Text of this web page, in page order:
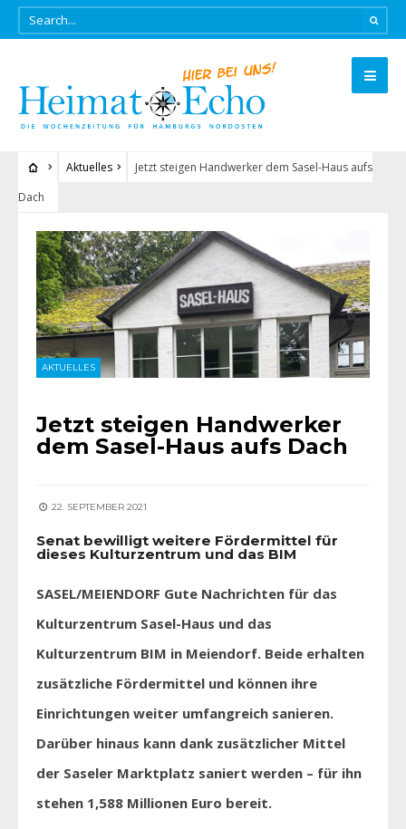
Aktuelles
Jetzt steigen Handwerker dem Sasel-Haus aufs
Dach
AKTUELLES
Jetzt steigen Handwerker
dem Sasel-Haus aufs Dach
22. SEPTEMBER 2021
Senat bewilligt weitere Fördermittel für
dieses Kulturzentrum und das BIM
SASEL/MEIENDORF Gute Nachrichten für das
Kulturzentrum Sasel-Haus und das
Kulturzentrum BIM in Meiendorf. Beide erhalten
zusätzliche Fördermittel und können ihre
Einrichtungen weiter umfangreich sanieren.
Darüber hinaus kann dank zusätzlicher Mittel
der Saseler Marktplatz saniert werden – für ihn
stehen 1,588 Millionen Euro bereit.